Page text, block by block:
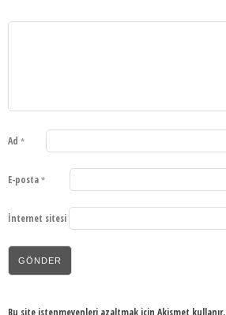
Ad *
E-posta *
İnternet sitesi
Bu site istenmeyenleri azaltmak için Akismet kullanır.